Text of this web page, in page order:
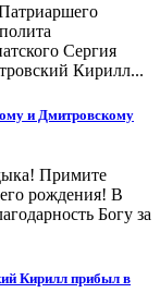
Сергия
Кирилл...
и Дмитровскому
Примите
рождения! В
Богу за
Кирилл прибыл в